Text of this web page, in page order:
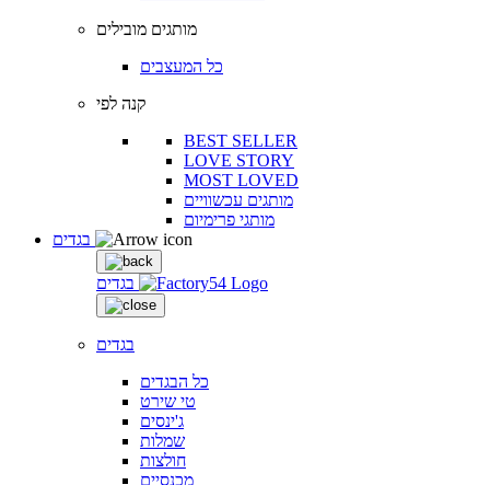
מותגים מובילים
כל המעצבים
קנה לפי
BEST SELLER
LOVE STORY
MOST LOVED
מותגים עכשוויים
מותגי פרימיום
בגדים
בגדים
כל הבגדים
טי שירט
ג'ינסים
שמלות
חולצות
מכנסיים